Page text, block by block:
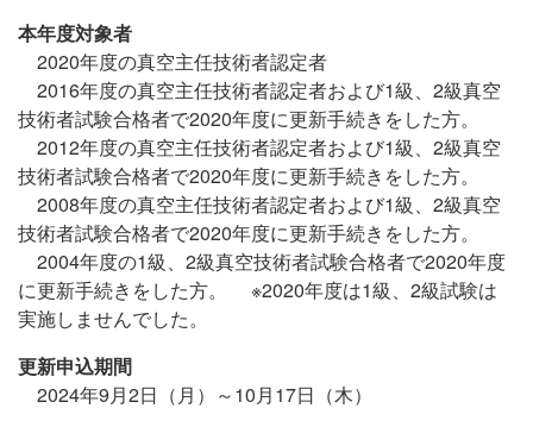
本年度対象者
2020年度の真空主任技術者認定者
2016年度の真空主任技術者認定者および1級、2級真空
技術者試験合格者で2020年度に更新手続きをした方。
2012年度の真空主任技術者認定者および1級、2級真空
技術者試験合格者で2020年度に更新手続きをした方。
2008年度の真空主任技術者認定者および1級、2級真空
技術者試験合格者で2020年度に更新手続きをした方。
2004年度の1級、2級真空技術者試験合格者で2020年度
に更新手続きをした方。 ※2020年度は1級、2級試験は
実施しませんでした。
更新申込期間
2024年9月2日（月）～10月17日（木）